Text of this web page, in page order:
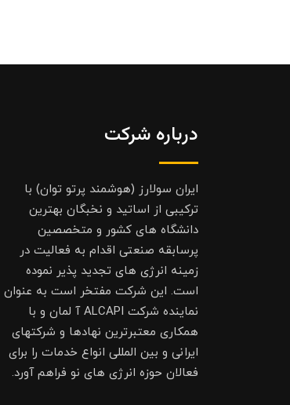
درباره شرکت
ایران سولارز (هوشمند پرتو توان) با
ترکیبی از اساتید و نخبگان بهترین
دانشگاه های کشور و متخصصین
پرسابقه صنعتی اقدام به فعالیت در
زمینه انرژی های تجدید پذیر نموده
است. این شرکت مفتخر است به عنوان
نماینده شرکت ALCAPI آ لمان و با
همکاری معتبرترین نهادها و شرکتهای
ایرانی و بین المللی انواع خدمات را برای
فعالان حوزه انرژی های نو فراهم آورد.